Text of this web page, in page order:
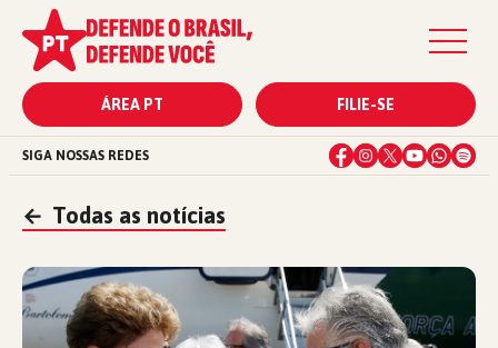
ÁREA PT FILIE-SE
SIGA NOSSAS REDES
← Todas as notícias